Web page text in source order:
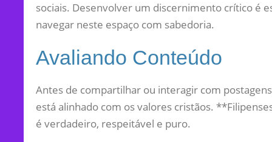
sociais. Desenvolver um discernimento crítico é
navegar neste espaço com sabedoria.
Avaliando Conteúdo
Antes de compartilhar ou interagir com
está alinhado com os valores cristãos.
é verdadeiro, respeitável e puro.